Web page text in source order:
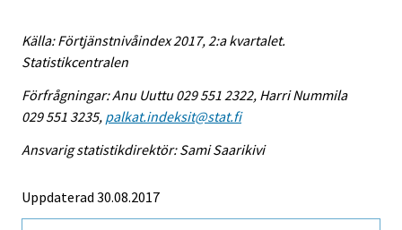
Källa: Förtjänstnivåindex 2017, 2:a kvartalet.
Statistikcentralen
Förfrågningar: Anu Uuttu 029 551 2322, Harri Nummila
029 551 3235, palkat.indeksit@stat.fi
Ansvarig statistikdirektör: Sami Saarikivi
Uppdaterad 30.08.2017